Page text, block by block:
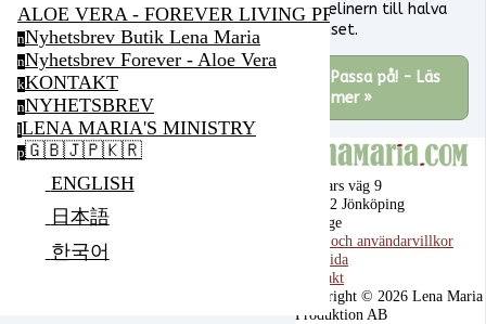
ALOE VERA - FOREVER LIVING PRODUCTS
nNyhetsbrev Butik Lena Maria
nNyhetsbrev Forever - Aloe Vera
kKONTAKT
nNYHETSBREV
lLENA MARIA'S MINISTRY
p🇬🇧🇯🇵🇰🇷
ENGLISH
日本語
한국어
eyelinern till halva
priset.
Passa på! - Läs
mer »
Ragnars väg 9
555 92 Jönköping
Sverige
Köp- och användarvillkor
Startsida
Kontakt
Copyright © 2026 Lena Maria
Produktion AB